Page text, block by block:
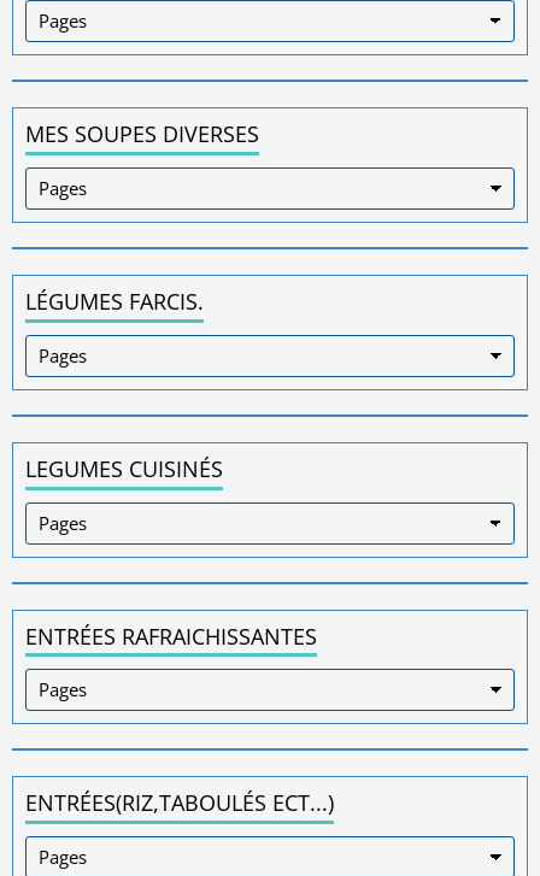
MES SOUPES DIVERSES
LÉGUMES FARCIS.
LEGUMES CUISINÉS
ENTRÉES RAFRAICHISSANTES
ENTRÉES(RIZ,TABOULÉS ECT...)